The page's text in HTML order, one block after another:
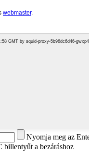
Nyomja meg az
billentyűt a bezáráshoz